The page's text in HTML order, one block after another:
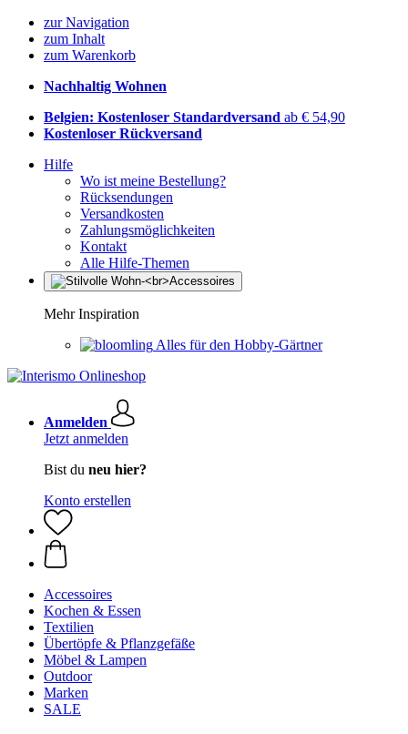
zur Navigation
zum Inhalt
zum Warenkorb
Nachhaltig Wohnen
Belgien: Kostenloser Standardversand ab € 54,90
Kostenloser Rückversand
Hilfe
Wo ist meine Bestellung?
Rücksendungen
Versandkosten
Zahlungsmöglichkeiten
Kontakt
Alle Hilfe-Themen
Mehr Inspiration
Alles für den Hobby-Gärtner
Anmelden
Jetzt anmelden
Bist du neu hier?
Konto erstellen
Accessoires
Kochen & Essen
Textilien
Übertöpfe & Pflanzgefäße
Möbel & Lampen
Outdoor
Marken
SALE